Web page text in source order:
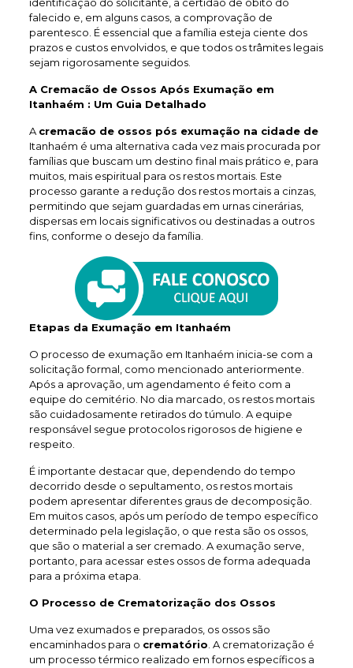
falecido e, em alguns casos, a comprovação de
parentesco. É essencial que a família esteja ciente dos
prazos e custos envolvidos, e que todos os trâmites legais
sejam rigorosamente seguidos.
A Cremacão de Ossos Após Exumação em
Itanhaém : Um Guia Detalhado
A cremacão de ossos pós exumação na cidade de
Itanhaém é uma alternativa cada vez mais procurada por
famílias que buscam um destino final mais prático e, para
muitos, mais espiritual para os restos mortais. Este
processo garante a redução dos restos mortais a cinzas,
permitindo que sejam guardadas em urnas cinerárias,
dispersas em locais significativos ou destinadas a outros
fins, conforme o desejo da família.
Etapas da Exumação em Itanhaém
O processo de exumação em Itanhaém inicia-se com a
solicitação formal, como mencionado anteriormente.
Após a aprovação, um agendamento é feito com a
equipe do cemitério. No dia marcado, os restos mortais
são cuidadosamente retirados do túmulo. A equipe
responsável segue protocolos rigorosos de higiene e
respeito.
É importante destacar que, dependendo do tempo
decorrido desde o sepultamento, os restos mortais
podem apresentar diferentes graus de decomposição.
Em muitos casos, após um período de tempo específico
determinado pela legislação, o que resta são os ossos,
que são o material a ser cremado. A exumação serve,
portanto, para acessar estes ossos de forma adequada
para a próxima etapa.
O Processo de Crematorização dos Ossos
Uma vez exumados e preparados, os ossos são
encaminhados para o crematório . A crematorização é
um processo térmico realizado em fornos específicos a